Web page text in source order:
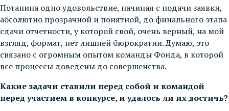
Потанина одно удовольствие, начиная с подачи заявки,
абсолютно прозрачной и понятной, до финального этапа
сдачи отчетности, у которой свой, очень верный, на мой
взгляд, формат, нет лишней бюрократии. Думаю, это
связано с огромным опытом команды Фонда, в которой
все процессы доведены до совершенства.
Какие задачи ставили перед собой и командой
перед участием в конкурсе, и удалось ли их достичь?